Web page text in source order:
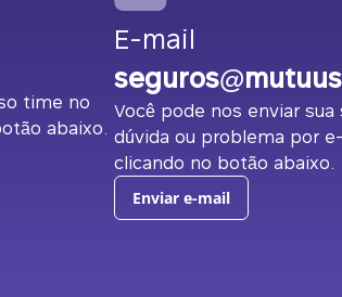
time no
abaixo.
E-mail
Você pode nos enviar
dúvida ou problema por
clicando no botão abaixo.
Enviar e-mail